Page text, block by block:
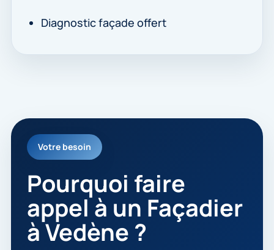
Diagnostic façade offert
Votre besoin
Pourquoi faire
appel à un Façadier
à Vedène ?